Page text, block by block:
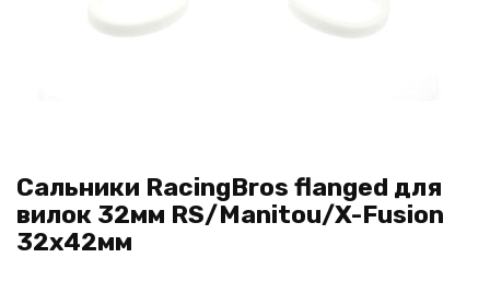
Сальники RacingBros flanged для
вилок 32мм RS/Manitou/X-Fusion
32x42мм